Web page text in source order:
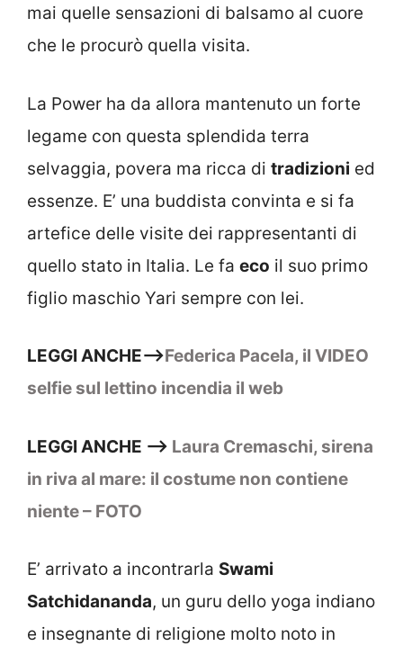
mai quelle sensazioni di balsamo al cuore
che le procurò quella visita.
La Power ha da allora mantenuto un forte
legame con questa splendida terra
selvaggia, povera ma ricca di tradizioni ed
essenze. E’ una buddista convinta e si fa
artefice delle visite dei rappresentanti di
quello stato in Italia. Le fa eco il suo primo
figlio maschio Yari sempre con lei.
LEGGI ANCHE–>Federica Pacela, il VIDEO
selfie sul lettino incendia il web
LEGGI ANCHE –> Laura Cremaschi, sirena
in riva al mare: il costume non contiene
niente – FOTO
E’ arrivato a incontrarla Swami
Satchidananda, un guru dello yoga indiano
e insegnante di religione molto noto in